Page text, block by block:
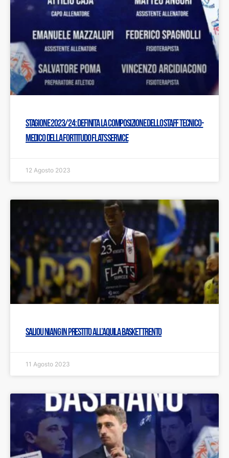
Stagione 2023/24: Definita la composizione dello staff tecnico-
medico della Fortitudo Flats Service
12 Agosto 2023
Saliou Niang in prestito all’Aquila Basket Trento
11 Agosto 2023